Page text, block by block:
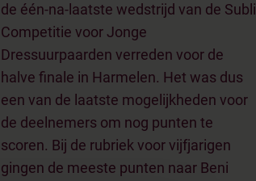
de één-na-laatste wedstrijd van de Subli
Competitie voor Jonge
Dressuurpaarden verreden voor de
halve finale in Harmelen. Het was dus
een van de laatste mogelijkheden voor
de deelnemers om nog punten te
scoren. Bij de rubriek voor vijfjarigen
gingen de meeste punten naar Beni